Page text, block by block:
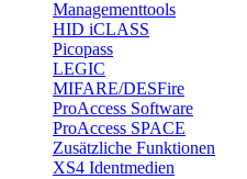
Managementtools
HID iCLASS
Picopass
LEGIC
MIFARE/DESFire
ProAccess Software
ProAccess SPACE
Zusätzliche Funktionen
XS4 Identmedien